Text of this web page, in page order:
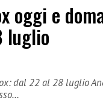
oggi e
luglio
dal 22 al 28 luglio